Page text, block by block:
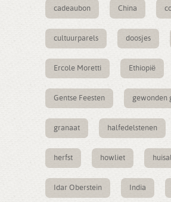
cadeaubon China
cultuurparels doosjes
Ercole Moretti Ethiopië
Gentse Feesten gewonden
granaat halfedelstenen
herfst howliet
Idar Oberstein India